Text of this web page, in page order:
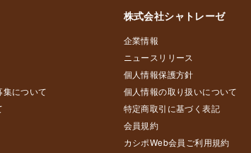
について
株式会社シャトレーゼ
企業情報
ニュースリリース
個人情報保護方針
個人情報の取り扱いについて
特定商取引に基づく表記
会員規約
カシポWeb会員ご利用規約